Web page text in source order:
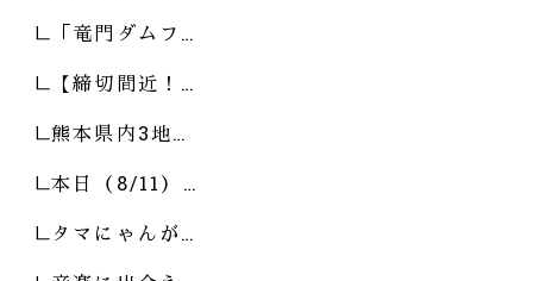
「竜門ダムフ…
【締切間近！…
熊本県内3地…
本日（8/11）…
タマにゃんが…